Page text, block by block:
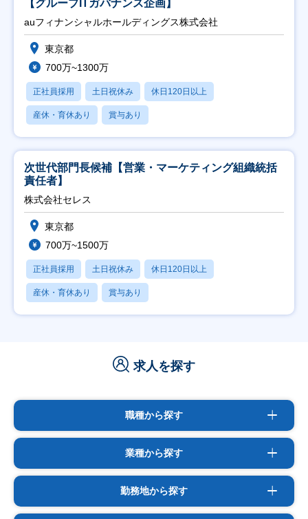
【グループITガバナンス企画】
auフィナンシャルホールディングス株式会社
東京都
700万~1300万
正社員採用 土日祝休み 休日120日以上
産休・育休あり 賞与あり
次世代部門長候補【営業・マーケティング組織統括
責任者】
株式会社セレス
東京都
700万~1500万
正社員採用 土日祝休み 休日120日以上
産休・育休あり 賞与あり
求人を探す
職種から探す
業種から探す
勤務地から探す